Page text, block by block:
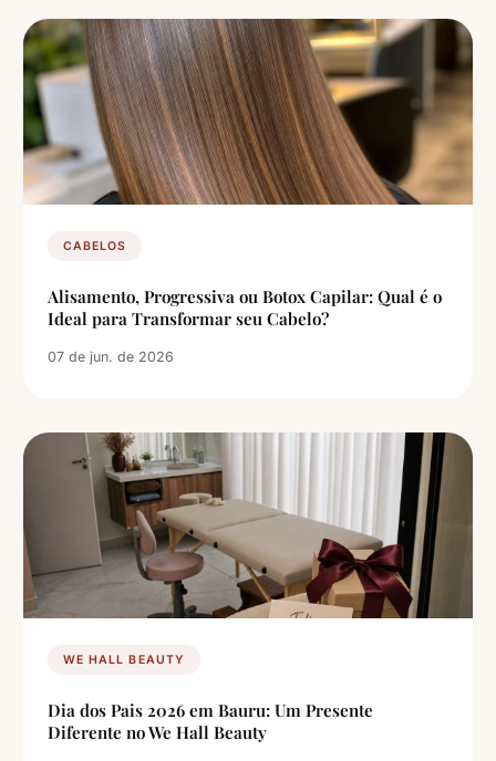
CABELOS
Alisamento, Progressiva ou Botox Capilar: Qual é o
Ideal para Transformar seu Cabelo?
07 de jun. de 2026
WE HALL BEAUTY
Dia dos Pais 2026 em Bauru: Um Presente
Diferente no We Hall Beauty